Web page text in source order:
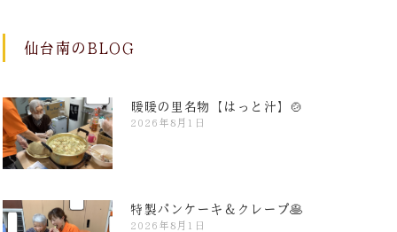
仙台南のBLOG
暖暖の里名物【はっと汁】🍲
2026年8月1日
特製パンケーキ＆クレープ🥞
2026年8月1日